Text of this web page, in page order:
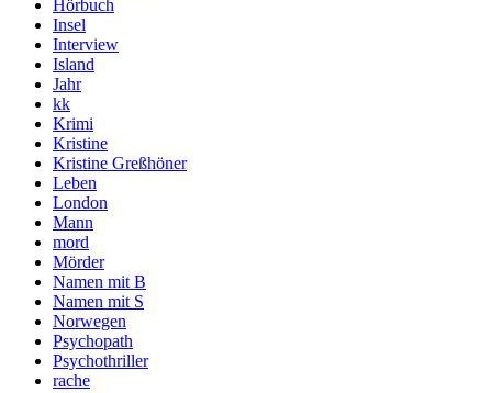
Hörbuch
Insel
Interview
Island
Jahr
kk
Krimi
Kristine
Kristine Greßhöner
Leben
London
Mann
mord
Mörder
Namen mit B
Namen mit S
Norwegen
Psychopath
Psychothriller
rache